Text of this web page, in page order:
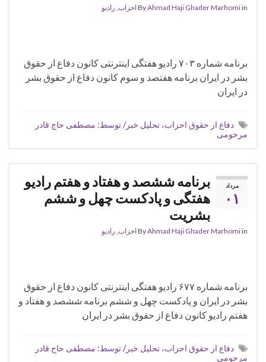
ByAhmad Haji Ghader Marhomiin احزاب رادیو
برنامه شماره ۷۰۳ رادیو هفتگی اینترنتی کانون دفاع از حقوق
بشر در ایران برنامه هفتصد و سوم کانون دفاع از حقوق بشر
در ایران
دفاع از حقوق احزاب، تحلیل خبر/ توسط: مصطفی حاج قادر
مرحومی
مرداد
۰۱
برنامه ششصد و هفتاد و هفتم رادیو
هفتگی و پادکست چهل و ششم
بشریت
ByAhmad Haji Ghader Marhomiin احزاب رادیو
برنامه شماره ۶۷۷ رادیو هفتگی اینترنتی کانون دفاع از حقوق
بشر در ایران و پادکست چهل و ششم برنامه ششصد و هفتاد و
هفتم رادیو کانون دفاع از حقوق بشر در ایران
دفاع از حقوق احزاب، تحلیل خبر/ توسط: مصطفی حاج قادر
مرحومی